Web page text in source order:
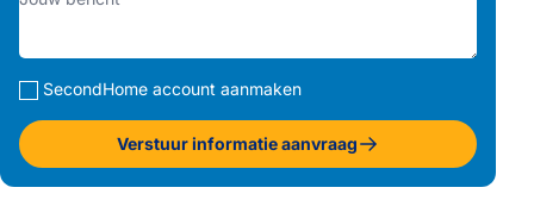
SecondHome account aanmaken
Verstuur informatie aanvraag